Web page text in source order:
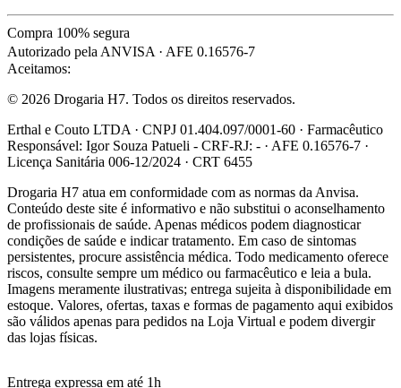
Compra 100% segura
Autorizado pela ANVISA · AFE 0.16576-7
Aceitamos:
© 2026 Drogaria H7. Todos os direitos reservados.
Erthal e Couto LTDA · CNPJ 01.404.097/0001-60 · Farmacêutico
Responsável: Igor Souza Patueli - CRF-RJ: - · AFE 0.16576-7 ·
Licença Sanitária 006-12/2024 · CRT 6455
Drogaria H7 atua em conformidade com as normas da Anvisa.
Conteúdo deste site é informativo e não substitui o aconselhamento
de profissionais de saúde. Apenas médicos podem diagnosticar
condições de saúde e indicar tratamento. Em caso de sintomas
persistentes, procure assistência médica. Todo medicamento oferece
riscos, consulte sempre um médico ou farmacêutico e leia a bula.
Imagens meramente ilustrativas; entrega sujeita à disponibilidade em
estoque. Valores, ofertas, taxas e formas de pagamento aqui exibidos
são válidos apenas para pedidos na Loja Virtual e podem divergir
das lojas físicas.
Entrega expressa em até 1h